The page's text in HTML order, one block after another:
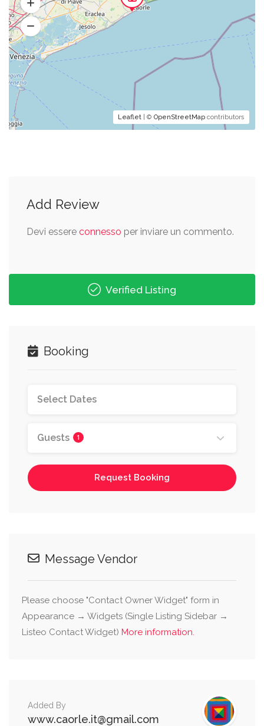
Leaflet | © OpenStreetMap contributors
Add Review
Devi essere connesso per inviare un commento.
Verified Listing
Booking
Guests 1
Request Booking
Message Vendor
Please choose "Contact Owner Widget" form in
Appearance → Widgets (Single Listing Sidebar →
Listeo Contact Widget) More information.
Added By
www.caorle.it@gmail.com